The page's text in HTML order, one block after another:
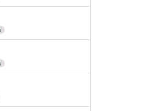
i
i